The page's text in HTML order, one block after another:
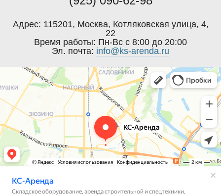
Адрес: 115201, Москва, Котляковская улица, 4,
22
Время работы: Пн-Вс с 8:00 до 20:00
Эл. почта: info@ks-arenda.ru